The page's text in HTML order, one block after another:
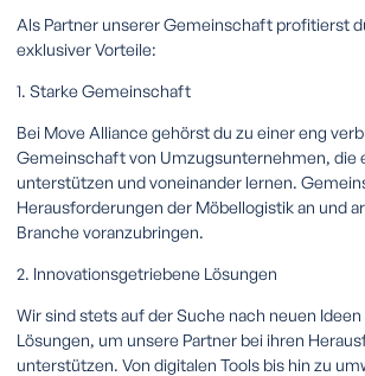
Als Partner unserer Gemeinschaft profitierst
exklusiver Vorteile:
1. Starke Gemeinschaft
Bei Move Alliance gehörst du zu einer eng
Gemeinschaft von Umzugsunternehmen, die
unterstützen und voneinander lernen.
Herausforderungen der Möbellogistik an und
Branche voranzubringen.
2. Innovationsgetriebene Lösungen
Wir sind stets auf der Suche nach neuen
Lösungen, um unsere Partner bei ihren
unterstützen. Von digitalen Tools bis hin zu